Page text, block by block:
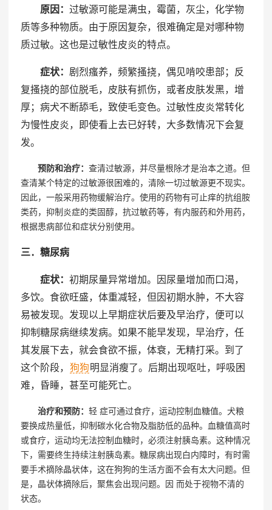
原因： 过敏源可能是满虫，霉菌，灰尘，化学物
质等多种物质。由于原因复杂，很难确定是对哪种物
质过敏。这也是过敏性皮炎的特点。
症状： 剧烈瘙养，频繁搔挠，偶见啃咬患部；反
复搔挠的部位脱毛，皮肤有抓伤，或者皮肤发黑，增
厚；病犬不断舔毛，致使毛变色。过敏性皮炎常转化
为慢性皮炎，即使看上去已好转，大多数情况下会复
发。
预防和治疗： 查清过敏源，并尽量根除才是治本之道。但
查清某个特定的过敏源很困难的，清除一切过敏源更不现实。
因此，一般采用药物缓解治疗。使用的药物有可止痒的抗组胺
类药，抑制炎症的类固醇，抗过敏药等，有内服药和外用药，
根据患病部位和症状分别使用。
三．糖尿病
症状： 初期尿量异常增加。因尿量增加而口渴，
多饮。食欲旺盛，体重减轻，但因初期水肿，不大容
易被发现。发现以上早期症状后要及早治疗，便可以
抑制糖尿病继续发病。如果不能早发现，早治疗，任
其发展下去，就会食欲不振，体衰，无精打采。到了
这个阶段， 狗狗明显消瘦了。后期出现呕吐，呼吸困
难，昏睡，甚至可能死亡。
治疗和预防： 轻 症可通过食疗，运动控制血糖值。犬粮
要换成热量低，抑制碳水化合物及脂肪低的品种。血糖值高时
或食疗，运动均无法控制血糖时，必须注射胰岛素。这种情况
下，需要终生持续注射胰岛素。糖尿病出现白内障时，有时需
要手术摘除晶状体，这在狗狗的生活方面不会有太大问题。但
是，晶状体摘除后，聚焦会出现问题。因 而处于视物不清的
状态。